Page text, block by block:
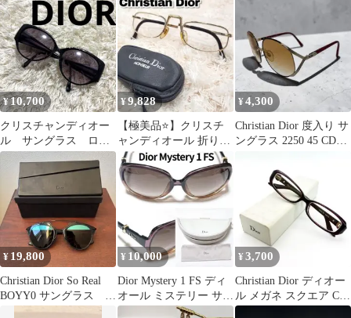
¥10,700
クリスチャンディオー
ル サングラス ロ
ゴ クロコ ブラック
¥9,828
【極美品⭐】クリスチ
ャンディオール 折りた
たみ メガネ ムッシュ
ゴールド
¥4,300
Christian Dior 度入り サ
ングラス 2250 45 CDロ
¥ 19,800
Christian Dior So Real
BOYY0 サングラス
ケース付
¥ 10,000
Dior Mystery 1 FS ディ
オール ミステリー サン
グラス 美品
¥ 3,700
Christian Dior ディオー
ル メガネ スクエア CD
ロゴ パープル